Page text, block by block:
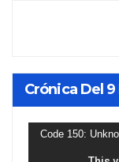
Crónica Del 9
Reproductor
Code 150: